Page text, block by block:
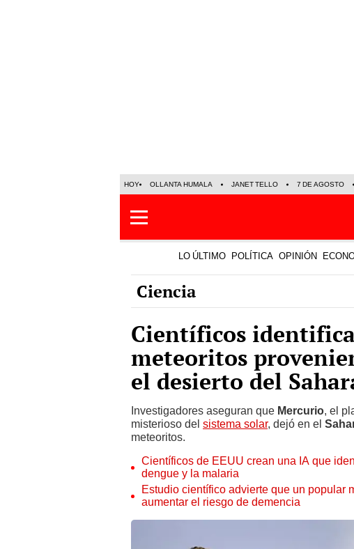
HOY OLLANTA HUMALA JANET TELLO 7 DE AGOSTO
LO ÚLTIMO POLÍTICA OPINIÓN
Ciencia
Científicos
meteoritos
el desierto del
Investigadores aseguran que Mercurio, el
misterioso del sistema solar, dejó en el
meteoritos.
Científicos de EEUU crean una IA que
dengue y la malaria
Estudio científico advierte que un popular
aumentar el riesgo de demencia